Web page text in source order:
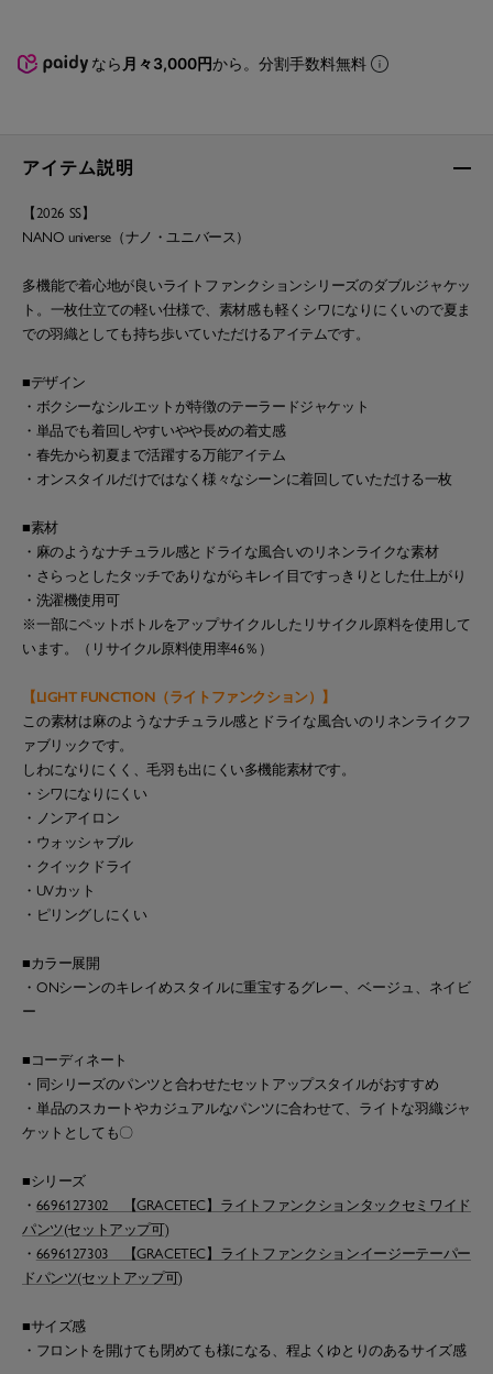
アイテム説明
【2026 SS】
NANO universe（ナノ・ユニバース）
多機能で着心地が良いライトファンクションシリーズのダブルジャケッ
ト。一枚仕立ての軽い仕様で、素材感も軽くシワになりにくいので夏ま
での羽織としても持ち歩いていただけるアイテムです。
■デザイン
・ボクシーなシルエットが特徴のテーラードジャケット
・単品でも着回しやすいやや長めの着丈感
・春先から初夏まで活躍する万能アイテム
・オンスタイルだけではなく様々なシーンに着回していただける一枚
■素材
・麻のようなナチュラル感とドライな風合いのリネンライクな素材
・さらっとしたタッチでありながらキレイ目ですっきりとした仕上がり
・洗濯機使用可
※一部にペットボトルをアップサイクルしたリサイクル原料を使用して
います。（リサイクル原料使用率46％）
【LIGHT FUNCTION（ライトファンクション）】
この素材は麻のようなナチュラル感とドライな風合いのリネンライクフ
ァブリックです。
しわになりにくく、毛羽も出にくい多機能素材です。
・シワになりにくい
・ノンアイロン
・ウォッシャブル
・クイックドライ
・UVカット
・ピリングしにくい
■カラー展開
・ONシーンのキレイめスタイルに重宝するグレー、ベージュ、ネイビ
ー
■コーディネート
・同シリーズのパンツと合わせたセットアップスタイルがおすすめ
・単品のスカートやカジュアルなパンツに合わせて、ライトな羽織ジャ
ケットとしても〇
■シリーズ
・ 6696127302 【GRACETEC】ライトファンクションタックセミワイド
パンツ(セットアップ可)
・ 6696127303 【GRACETEC】ライトファンクションイージーテーパー
ドパンツ(セットアップ可)
■サイズ感
・フロントを開けても閉めても様になる、程よくゆとりのあるサイズ感
なら 月々3,000円から。分割手数料無料